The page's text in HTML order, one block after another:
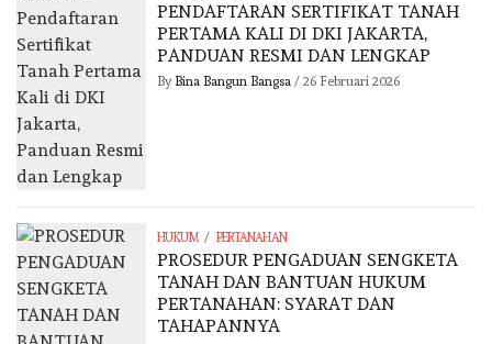
PENDAFTARAN SERTIFIKAT TANAH
PERTAMA KALI DI DKI JAKARTA,
PANDUAN RESMI DAN LENGKAP
By Bina Bangun Bangsa / 26 Februari 2026
HUKUM / PERTANAHAN
PROSEDUR PENGADUAN SENGKETA
TANAH DAN BANTUAN HUKUM
PERTANAHAN: SYARAT DAN
TAHAPANNYA